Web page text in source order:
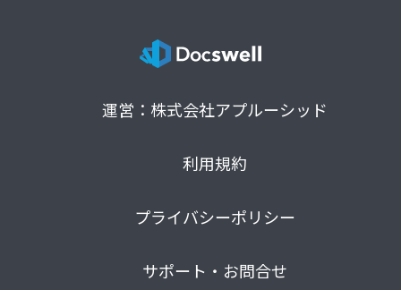
運営：株式会社アプルーシッド
利用規約
プライバシーポリシー
サポート・お問合せ